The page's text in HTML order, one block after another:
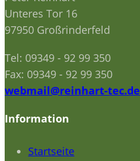
Unteres Tor 16
97950 Großrinderfeld
Tel: 09349 - 92 99 350
Fax: 09349 - 92 99 350
webmail@reinhart-tec.de
Information
Startseite